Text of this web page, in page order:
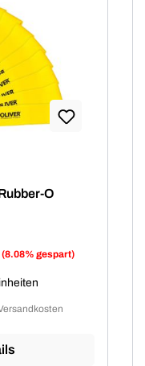
O
(8.08% gespart)